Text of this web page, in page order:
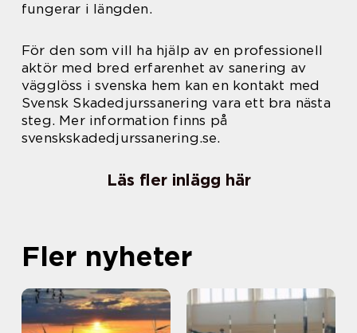
fungerar i längden.
För den som vill ha hjälp av en professionell
aktör med bred erfarenhet av sanering av
vägglöss i svenska hem kan en kontakt med
Svensk Skadedjurssanering vara ett bra nästa
steg. Mer information finns på
svenskskadedjurssanering.se.
Läs fler inlägg här
Fler nyheter